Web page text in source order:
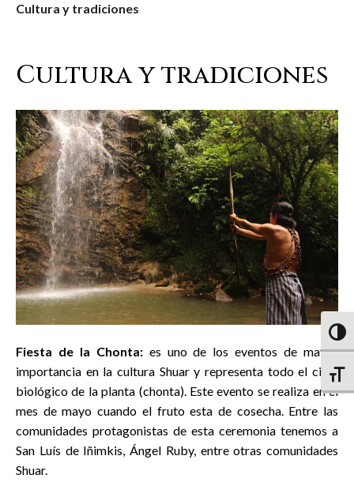
Cultura y tradiciones
Cultura y tradiciones
Fiesta de la Chonta:es uno de los eventos de mayor
importancia en la cultura Shuar y representa todo el ciclo
biológico de la planta (chonta). Este evento se realiza en el
mes de mayo cuando el fruto esta de cosecha. Entre las
comunidades protagonistas de esta ceremonia tenemos a
San Luís de Iñimkis, Ángel Ruby, entre otras comunidades
Shuar.